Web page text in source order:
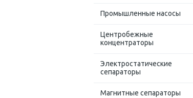
Промышленные насосы
Центробежные
концентраторы
Электростатические
сепараторы
Магнитные сепараторы